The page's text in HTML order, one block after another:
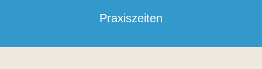
Praxiszeiten